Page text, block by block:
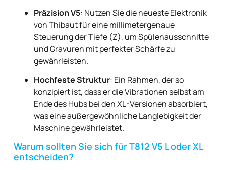
Präzision V5: Nutzen Sie die neueste Elektronik
von Thibaut für eine millimetergenaue
Steuerung der Tiefe (Z), um Spülenausschnitte
und Gravuren mit perfekter Schärfe zu
gewährleisten.
Hochfeste Struktur: Ein Rahmen, der so
konzipiert ist, dass er die Vibrationen selbst am
Ende des Hubs bei den XL-Versionen absorbiert,
was eine außergewöhnliche Langlebigkeit der
Maschine gewährleistet.
Warum sollten Sie sich für T812 V5 L oder XL
entscheiden?